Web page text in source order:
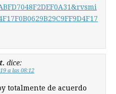
dice:
a las 08:12
totalmente de acuerdo